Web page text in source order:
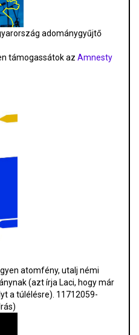
adománygyűjtő
támogassátok az Amnesty
atomfény, utalj némi
(azt írja Laci, hogy már
a túlélésre). 11712059-